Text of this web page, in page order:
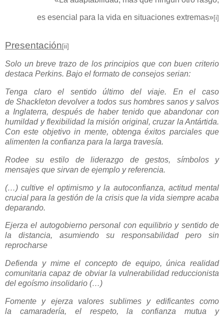
es esencial para la vida en situaciones extremas»[i]
Presentación [ii]
Solo un breve trazo de los principios que con buen criterio
destaca Perkins. Bajo el formato de consejos serian:
Tenga claro el sentido último del viaje. En el caso
de Shackleton devolver a todos sus hombres sanos y salvos
a Inglaterra, después de haber tenido que abandonar con
humildad y flexibilidad la misión original, cruzar la Antártida.
Con este objetivo in mente, obtenga éxitos parciales que
alimenten la confianza para la larga travesía.
Rodee su estilo de liderazgo de gestos, símbolos y
mensajes que sirvan de ejemplo y referencia.
(…) cultive el optimismo y la autoconfianza, actitud mental
crucial para la gestión de la crisis que la vida siempre acaba
deparando.
Ejerza el autogobierno personal con equilibrio y sentido de
la distancia, asumiendo su responsabilidad pero sin
reprocharse
Defienda y mime el concepto de equipo, única realidad
comunitaria capaz de obviar la vulnerabilidad reduccionista
del egoísmo insolidario (…)
Fomente y ejerza valores sublimes y edificantes como
la camaradería, el respeto, la confianza mutua y